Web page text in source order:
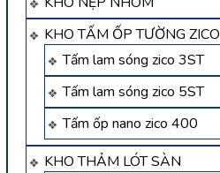
KHO TẤM ỐP TƯỜNG ZICO
Tấm lam sóng zico 3ST
Tấm lam sóng zico 5ST
Tấm ốp nano zico 400
KHO THẢM LÓT SÀN